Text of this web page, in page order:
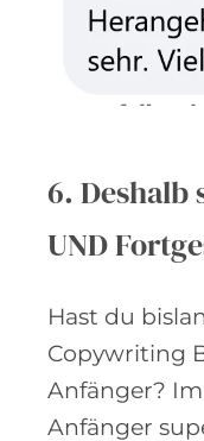
6.
UND
Hast du
Copywriting
Anfänger?
Anfänger